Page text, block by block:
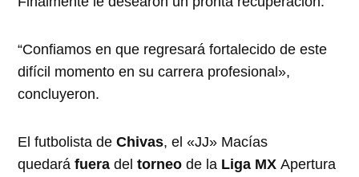
“Confiamos en que regresará fortalecido de este
difícil momento en su carrera profesional»,
concluyeron.
El futbolista deChivas, el «JJ» Macías
quedaráfuera del torneo de la Liga MX Apertura